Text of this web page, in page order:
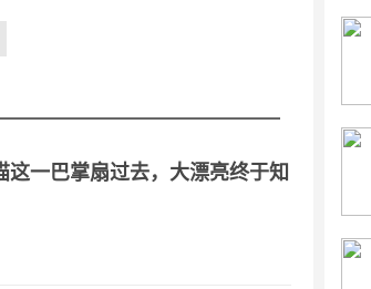
这一巴掌扇过去，大漂亮终于知